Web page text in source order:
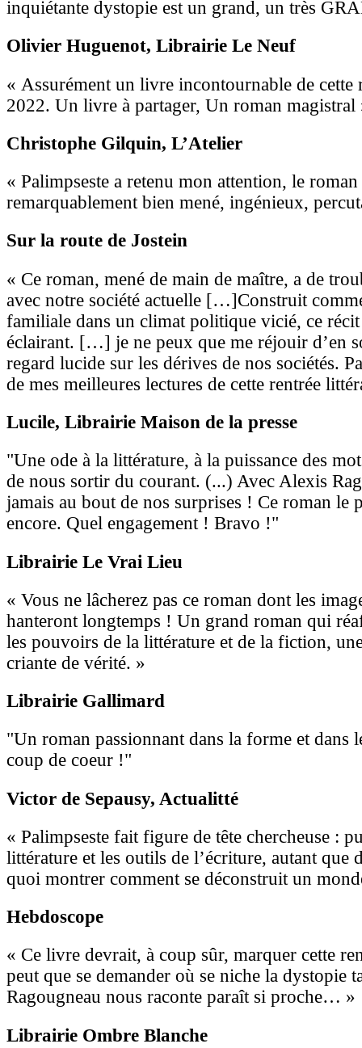
inquiétante dystopie est un grand, un très
Olivier Huguenot, Librairie Le Neuf
« Assurément un livre incontournable de cette
2022. Un livre à partager, Un roman magistral
Christophe Gilquin, L’Atelier
« Palimpseste a retenu mon attention, le roman
remarquablement bien mené, ingénieux,
Sur la route de Jostein
« Ce roman, mené de main de maître, a de
avec notre société actuelle […]Construit
familiale dans un climat politique vicié, ce récit
éclairant. […] je ne peux que me réjouir d’en
regard lucide sur les dérives de nos sociétés.
de mes meilleures lectures de cette rentrée
Lucile, Librairie Maison de la presse
"Une ode à la littérature, à la puissance des
de nous sortir du courant. (...) Avec Alexis
jamais au bout de nos surprises ! Ce roman le
encore. Quel engagement ! Bravo !"
Librairie Le Vrai Lieu
« Vous ne lâcherez pas ce roman dont les
hanteront longtemps ! Un grand roman qui
les pouvoirs de la littérature et de la fiction,
criante de vérité. »
Librairie Gallimard
"Un roman passionnant dans la forme et dans
coup de coeur !"
Victor de Sepausy, Actualitté
« Palimpseste fait figure de tête chercheuse :
littérature et les outils de l’écriture, autant que
quoi montrer comment se déconstruit un
Hebdoscope
« Ce livre devrait, à coup sûr, marquer cette
peut que se demander où se niche la dystopie
Ragougneau nous raconte paraît si proche… »
Librairie Ombre Blanche